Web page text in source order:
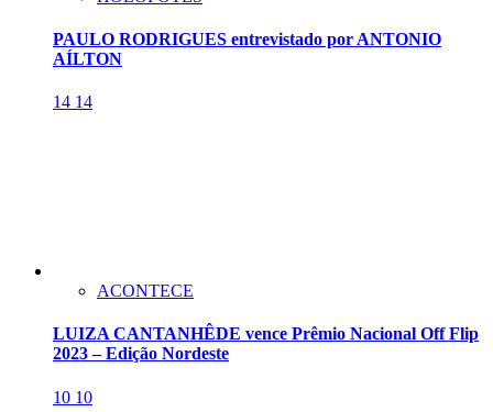
PAULO RODRIGUES entrevistado por ANTONIO
AÍLTON
14 14
ACONTECE
LUIZA CANTANHÊDE vence Prêmio Nacional Off Flip
2023 – Edição Nordeste
10 10